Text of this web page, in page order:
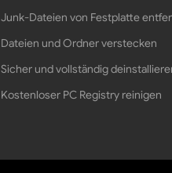
Junk-Dateien von Festplatte
Dateien und Ordner verstecken
Sicher und vollständig
Kostenloser PC Registry reinigen